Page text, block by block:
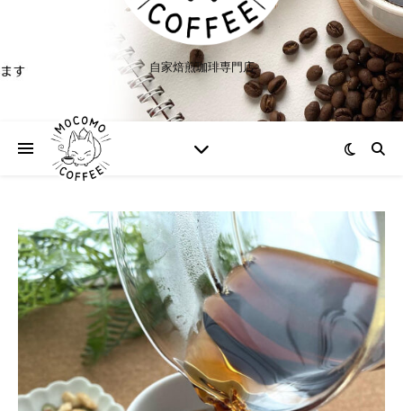
自家焙煎珈琲専門店